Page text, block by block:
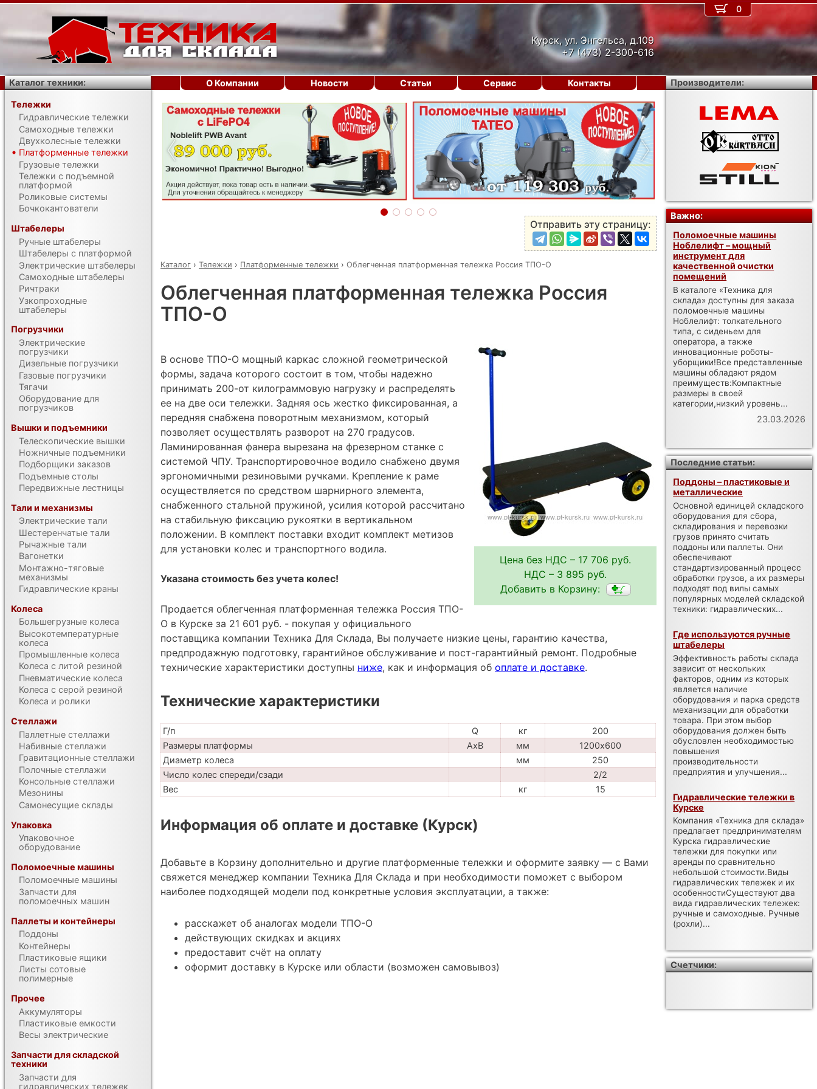
Курск, ул. Энгельса, д.109
+7 (473) 2-300-616
‹ ›
Отправить эту страницу:
Каталог › Тележки › Платформенные тележки › Облегченная платформенная тележка Россия ТПО-О
Облегченная платформенная тележка Россия
ТПО-О
Цена без НДС – 17 706 руб.
НДС – 3 895 руб.
Добавить в Корзину:
В основе ТПО-О мощный каркас сложной геометрической
формы, задача которого состоит в том, чтобы надежно
принимать 200-от килограммовую нагрузку и распределять
ее на две оси тележки. Задняя ось жестко фиксированная, а
передняя снабжена поворотным механизмом, который
позволяет осуществлять разворот на 270 градусов.
Ламинированная фанера вырезана на фрезерном станке с
системой ЧПУ. Транспортировочное водило cнабжено двумя
эргономичными резиновыми ручками. Крепление к раме
осуществляется по средством шарнирного элемента,
снабженного стальной пружиной, усилия которой рассчитано
на стабильную фиксацию рукоятки в вертикальном
положении. В комплект поставки входит комплект метизов
для установки колес и транспортного водила.
Указана стоимость без учета колес!
Продается облегченная платформенная тележка Россия ТПО-
О в Курске за 21 601 руб. - покупая у официального
поставщика компании Техника Для Склада, Вы получаете низкие цены, гарантию качества,
предпродажную подготовку, гарантийное обслуживание и пост-гарантийный ремонт. Подробные
технические характеристики доступны ниже, как и информация об оплате и доставке.
Технические характеристики
Г/п Q кг
200
Размеры платформы
AxB мм
1200х600
Диаметр колеса
мм
250
Число колес спереди/сзади
2/2
Вес
кг 15
Информация об оплате и доставке (Курск)
Добавьте в Корзину дополнительно и другие платформенные тележки и оформите заявку — с Вами
свяжется менеджер компании Техника Для Склада и при необходимости поможет с выбором
наиболее подходящей модели под конкретные условия эксплуатации, а также:
расскажет об аналогах модели ТПО-О
действующих скидках и акциях
предоставит счёт на оплату
оформит доставку в Курске или области (возможен самовывоз)
0
О Компании Новости Статьи Сервис Контакты
Каталог техники:
Тележки
Гидравлические тележки
Самоходные тележки
Двухколесные тележки
Платформенные тележки
Грузовые тележки
Тележки с подъемной
платформой
Роликовые системы
Бочкокантователи
Штабелеры
Ручные штабелеры
Штабелеры с платформой
Электрические штабелеры
Самоходные штабелеры
Ричтраки
Узкопроходные
штабелеры
Погрузчики
Электрические
погрузчики
Дизельные погрузчики
Газовые погрузчики
Тягачи
Оборудование для
погрузчиков
Вышки и подъемники
Телескопические вышки
Ножничные подъемники
Подборщики заказов
Подъемные столы
Передвижные лестницы
Тали и механизмы
Электрические тали
Шестеренчатые тали
Рычажные тали
Вагонетки
Монтажно-тяговые
механизмы
Гидравлические краны
Колеса
Большегрузные колеса
Высокотемпературные
колеса
Промышленные колеса
Колеса с литой резиной
Пневматические колеса
Колеса с серой резиной
Колеса и ролики
Стеллажи
Паллетные стеллажи
Набивные стеллажи
Гравитационные стеллажи
Полочные стеллажи
Консольные стеллажи
Мезонины
Самонесущие склады
Упаковка
Упаковочное
оборудование
Поломоечные машины
Поломоечные машины
Запчасти для
поломоечных машин
Паллеты и контейнеры
Поддоны
Контейнеры
Пластиковые ящики
Листы сотовые
полимерные
Прочее
Аккумуляторы
Пластиковые емкости
Весы электрические
Запчасти для складской
техники
Запчасти для
гидравлических тележек
Производители:
Важно:
Поломоечные машины
Ноблелифт – мощный
инструмент для
качественной очистки
помещений
В каталоге «Техника для
склада» доступны для заказа
поломоечные машины
Ноблелифт: толкательного
типа, с сиденьем для
оператора, а также
инновационные роботы-
уборщики!Все представленные
машины обладают рядом
преимуществ:Компактные
размеры в своей
категории,низкий уровень...
23.03.2026
Последние статьи:
Поддоны – пластиковые и
металлические
Основной единицей складского
оборудования для сбора,
складирования и перевозки
грузов принято считать
поддоны или паллеты. Они
обеспечивают
стандартизированный процесс
обработки грузов, а их размеры
подходят под вилы самых
популярных моделей складской
техники: гидравлических...
Где используются ручные
штабелеры
Эффективность работы склада
зависит от нескольких
факторов, одним из которых
является наличие
оборудования и парка средств
механизации для обработки
товара. При этом выбор
оборудования должен быть
обусловлен необходимостью
повышения
производительности
предприятия и улучшения...
Гидравлические тележки в
Курске
Компания «Техника для склада»
предлагает предпринимателям
Курска гидравлические
тележки для покупки или
аренды по сравнительно
небольшой стоимости.Виды
гидравлических тележек и их
особенностиСуществуют два
вида гидравлических тележек:
ручные и самоходные. Ручные
(рохли)...
Счетчики: